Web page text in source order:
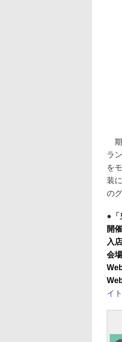
期
ラ
を
装
の
開
入
会
イト